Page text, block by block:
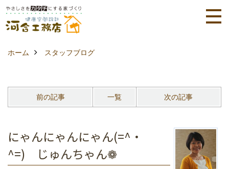
ホーム スタッフブログ
前の記事 一覧 次の記事
にゃんにゃんにゃん(=^・
^=) じゅんちゃん❁